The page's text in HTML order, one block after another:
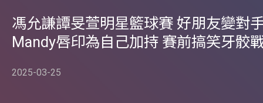
馮允謙譚旻萱明星籃球賽 好朋友變對
Mandy唇印為自己加持 賽前搞笑牙骹
2025-03-25